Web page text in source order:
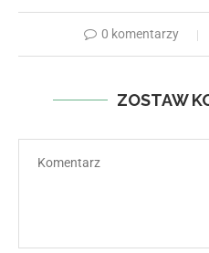
0 komentarzy
ZOSTAW